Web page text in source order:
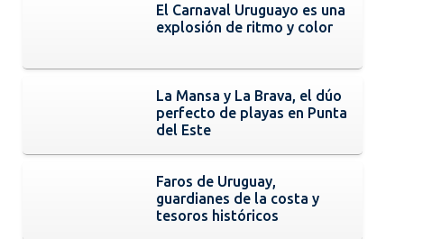
El Carnaval Uruguayo es una
explosión de ritmo y color
La Mansa y La Brava, el dúo
perfecto de playas en Punta
del Este
Faros de Uruguay,
guardianes de la costa y
tesoros históricos